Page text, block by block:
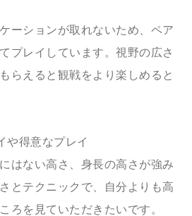
ーションが取れないため、ペア
プレイしています。視野の広さ
らえると観戦をより楽しめると
や得意なプレイ
はない高さ、身長の高さが強み
とテクニックで、自分よりも高
ろを見ていただきたいです。